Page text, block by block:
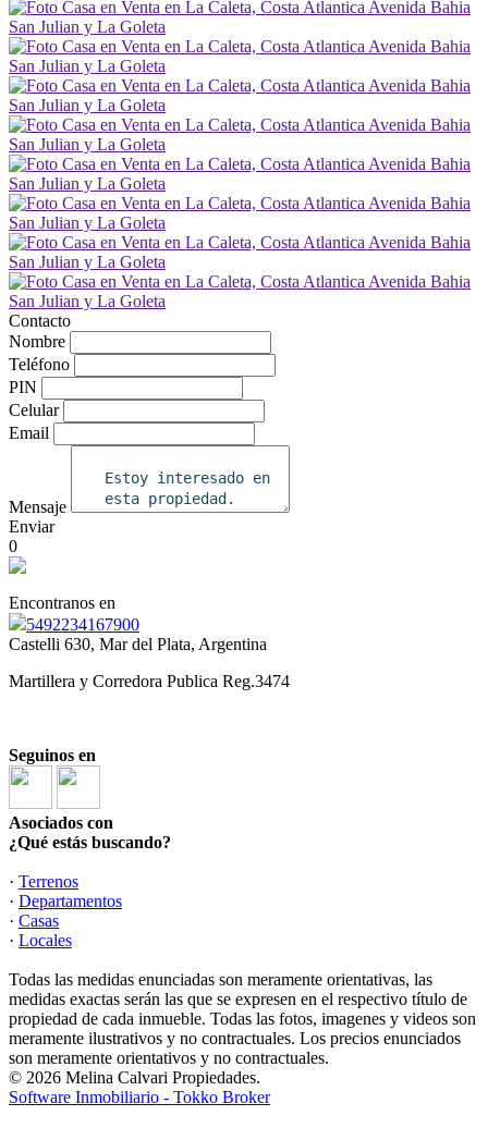
Contacto
Nombre
Teléfono
PIN
Celular
Email
Mensaje
Enviar
0
Encontranos en
5492234167900
Castelli 630, Mar del Plata, Argentina
Martillera y Corredora Publica Reg.3474
Seguinos en
Asociados con
¿Qué estás buscando?
· Terrenos
· Departamentos
· Casas
· Locales
Todas las medidas enunciadas son meramente orientativas, las
medidas exactas serán las que se expresen en el respectivo título de
propiedad de cada inmueble. Todas las fotos, imagenes y videos son
meramente ilustrativos y no contractuales. Los precios enunciados
son meramente orientativos y no contractuales.
© 2026 Melina Calvari Propiedades.
Software Inmobiliario - Tokko Broker